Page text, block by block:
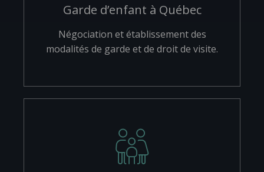
Garde d’enfant à Québec
Négociation et établissement des
modalités de garde et de droit de visite.